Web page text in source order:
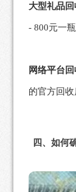
大型礼品回
- 800元一
网络平台回
的官方回
四、如何